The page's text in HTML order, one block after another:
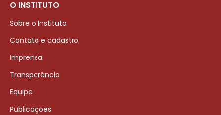
O INSTITUTO
Sobre o Instituto
Contato e cadastro
Imprensa
Transparência
Equipe
Publicações